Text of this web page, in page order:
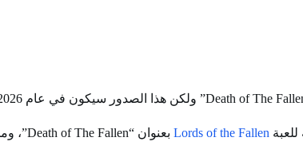
Lords of the Fallen